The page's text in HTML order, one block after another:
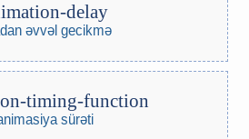
delay
əvvəl gecikmə
timing-function
sürəti